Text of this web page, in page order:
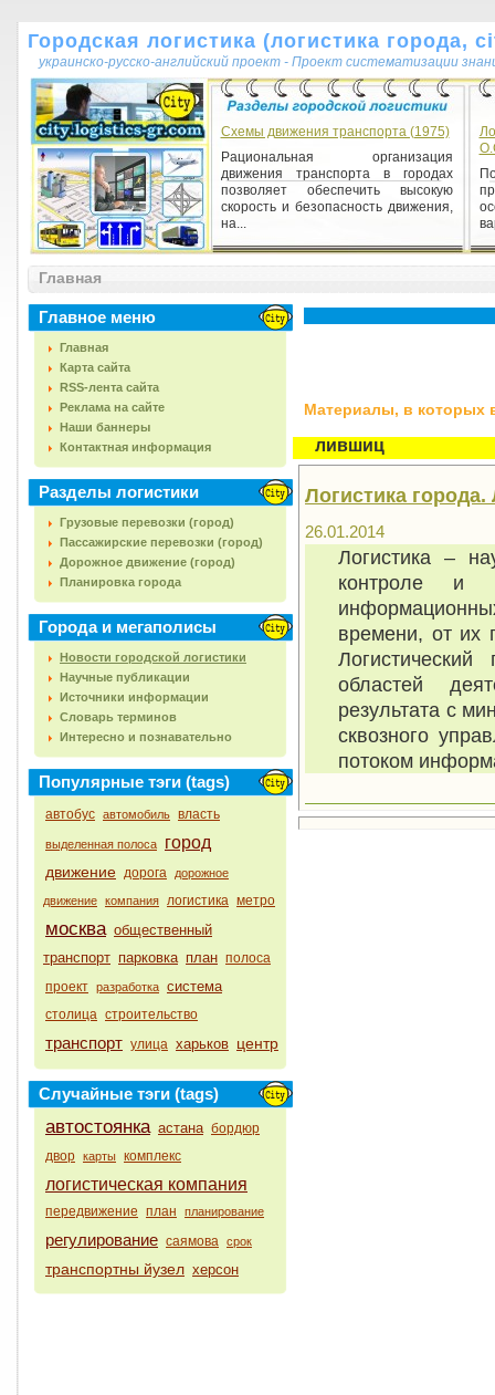
Городская логистика (логистика города,
украинско-русско-английский проект - Проект систематизации
Схемы движения транспорта (1975)
Рациональная организация
движения транспорта в городах
позволяет обеспечить высокую
скорость и безопасность движения,
на...
Главная
Главное меню
Главная
Карта сайта
RSS-лента сайта
Реклама на сайте
Наши баннеры
Контактная информация
Разделы логистики
Грузовые перевозки (город)
Пассажирские перевозки (город)
Дорожное движение (город)
Планировка города
Города и мегаполисы
Новости городской логистики
Научные публикации
Источники информации
Словарь терминов
Интересно и познавательно
Популярные тэги (tags)
автобус автомобиль власть
выделенная полоса город
движение дорога дорожное
движение компания логистика метро
москва общественный
транспорт парковка план полоса
проект разработка система
столица строительство
транспорт улица харьков центр
Случайные тэги (tags)
автостоянка астана бордюр
двор карты комплекс
логистическая компания
передвижение план планирование
регулирование саямова срок
транспортны йузел херсон
Материалы, в которых
лившиц
Логистика
26.01.2014
Логистика –
контроле и
времени, от их
областей
результата с
сквозного
потоком